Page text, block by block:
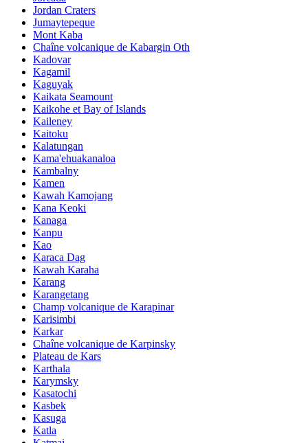
Jordan Craters
Jumaytepeque
Mont Kaba
Chaîne volcanique de Kabargin Oth
Kadovar
Kagamil
Kaguyak
Kaikata Seamount
Kaikohe et Bay of Islands
Kaileney
Kaitoku
Kalatungan
Kama'ehuakanaloa
Kambalny
Kamen
Kawah Kamojang
Kana Keoki
Kanaga
Kanpu
Kao
Karaca Dag
Kawah Karaha
Karang
Karangetang
Champ volcanique de Karapinar
Karisimbi
Karkar
Chaîne volcanique de Karpinsky
Plateau de Kars
Karthala
Karymsky
Kasatochi
Kasbek
Kasuga
Katla